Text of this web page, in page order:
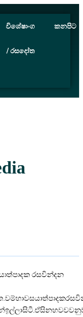
විශේෂාංග
/ රසදෝත
කනපිට
රසවින්දන